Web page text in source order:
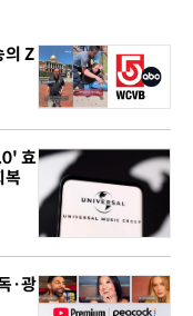
의 Z
효
복
·광